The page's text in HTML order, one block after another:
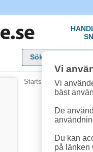
Startsida »
Vi
Vi
bäst
De
Du kan
på länken